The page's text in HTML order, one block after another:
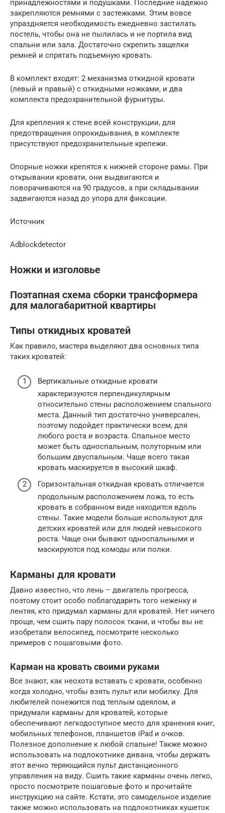
принадлежностями и подушками. Последние надежно
закрепляются ремнями с застежками. Этим вовсе
упраздняется необходимость ежедневно застилать
постель, чтобы она не пылилась и не портила вид
спальни или зала. Достаточно скрепить защелки
ремней и спрятать подъемную кровать.
В комплект входят: 2 механизма откидной кровати
(левый и правый) с откидными ножками, и два
комплекта предохранительной фурнитуры.
Для крепления к стене всей конструкции, для
предотвращения опрокидывания, в комплекте
присутствуют предохранительные крепежи.
Опорные ножки крепятся к нижней стороне рамы. При
открывании кровати, они выдвигаются и
поворачиваются на 90 градусов, а при складывании
задвигаются назад до упора для фиксации.
Источник
Adblockdetector
Ножки и изголовье
Поэтапная схема сборки трансформера
для малогабаритной квартиры
Типы откидных кроватей
Как правило, мастера выделяют два основных типа
таких кроватей:
Вертикальные откидные кровати
характеризуются перпендикулярным
относительно стены расположением спального
места. Данный тип достаточно универсален,
поэтому подойдет практически всем, для
любого роста и возраста. Спальное место
может быть односпальным, полуторным или
большим двуспальным. Чаще всего такая
кровать маскируется в высокий шкаф.
Горизонтальная откидная кровать отличается
продольным расположением ложа, то есть
кровать в собранном виде находится вдоль
стены. Такие модели больше используют для
детских кроватей или для людей невысокого
роста. Чаще они бывают односпальными и
маскируются под комоды или полки.
Карманы для кровати
Давно известно, что лень – двигатель прогресса,
поэтому стоит особо поблагодарить того неженку и
лентяя, кто придумал карманы для кроватей. Нет ничего
проще, чем сшить пару полосок ткани, и чтобы вы не
изобретали велосипед, посмотрите несколько
примеров с пошаговыми фото.
Карман на кровать своими руками
Все знают, как неохота вставать с кровати, особенно
когда холодно, чтобы взять пульт или мобилку. Для
любителей понежится под теплым одеялом, и
придумали карманы для кроватей, которые
обеспечивают легкодоступное место для хранения книг,
мобильных телефонов, планшетов iPad и очков.
Полезное дополнение к любой спальне! Также можно
использовать на подлокотнике дивана, чтобы держать
этот вечно теряющийся пульт дистанционного
управления на виду. Сшить такие карманы очень легко,
просто посмотрите пошаговые фото и прочитайте
инструкцию на сайте. Кстати, это самодельное изделие
также можно использовать на подлокотниках кушеток